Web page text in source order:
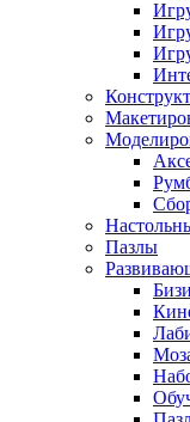
Пазлы